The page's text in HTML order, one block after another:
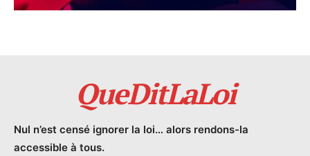
QueDitLaLoi
Nul n’est censé ignorer la loi… alors rendons-la
accessible à tous.